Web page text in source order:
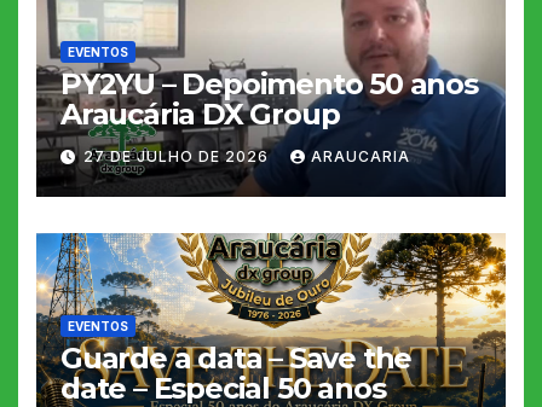
EVENTOS
PY2YU – Depoimento 50 anos
Araucária DX Group
27 DE JULHO DE 2026 ARAUCARIA
EVENTOS
Guarde a data – Save the
date – Especial 50 anos